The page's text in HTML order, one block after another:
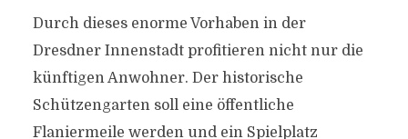
Durch dieses enorme Vorhaben in der
Dresdner Innenstadt profitieren nicht nur die
künftigen Anwohner. Der historische
Schützengarten soll eine öffentliche
Flaniermeile werden und ein Spielplatz